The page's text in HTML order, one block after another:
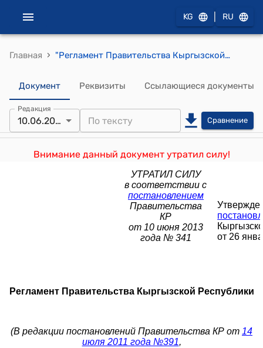
KG RU
Главная › "Регламент Правительства Кыргызской Республики" (Утвержден постановлением Правительства КР от 26 января 2011 года № 28)
Документ Реквизиты Ссылающиеся документы
Редакция
10.06.2013 Сравнение
Внимание данный документ утратил силу!